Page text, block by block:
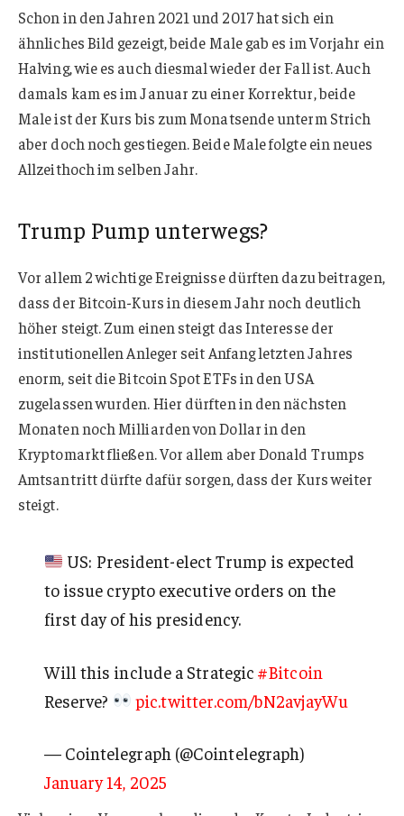
Schon in den Jahren 2021 und 2017 hat sich ein
ähnliches Bild gezeigt, beide Male gab es im Vorjahr ein
Halving, wie es auch diesmal wieder der Fall ist. Auch
damals kam es im Januar zu einer Korrektur, beide
Male ist der Kurs bis zum Monatsende unterm Strich
aber doch noch gestiegen. Beide Male folgte ein neues
Allzeithoch im selben Jahr.
Trump Pump unterwegs?
Vor allem 2 wichtige Ereignisse dürften dazu beitragen,
dass der Bitcoin-Kurs in diesem Jahr noch deutlich
höher steigt. Zum einen steigt das Interesse der
institutionellen Anleger seit Anfang letzten Jahres
enorm, seit die Bitcoin Spot ETFs in den USA
zugelassen wurden. Hier dürften in den nächsten
Monaten noch Milliarden von Dollar in den
Kryptomarkt fließen. Vor allem aber Donald Trumps
Amtsantritt dürfte dafür sorgen, dass der Kurs weiter
steigt.
US: President-elect Trump is expected
to issue crypto executive orders on the
first day of his presidency.
Will this include a Strategic#Bitcoin
Reserve?
pic.twitter.com/bN2avjayWu
— Cointelegraph (@Cointelegraph)
January 14, 2025